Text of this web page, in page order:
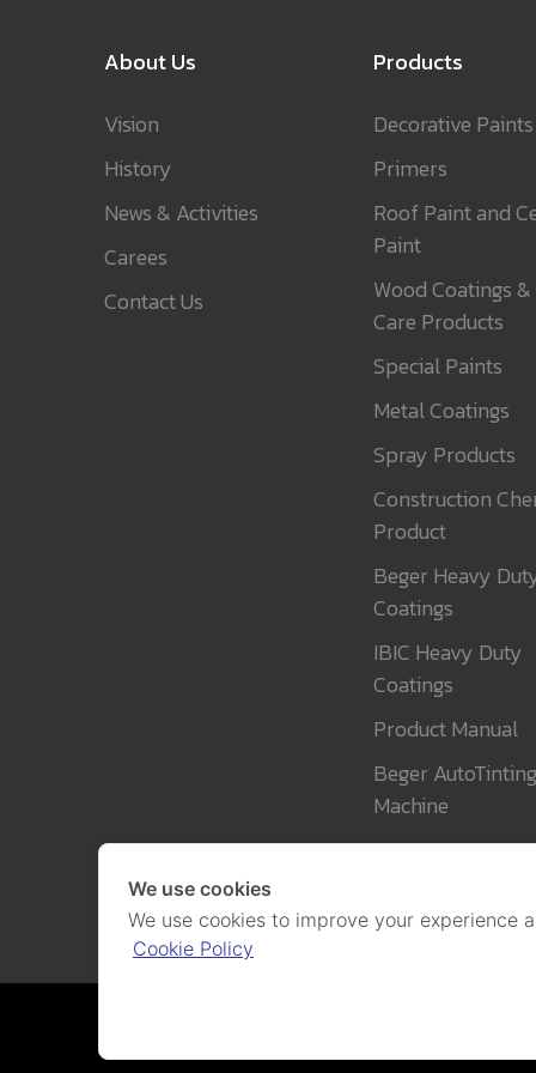
About Us
Vision
History
News & Activities
Carees
Contact Us
Products
Decorative Paints
Primers
Roof Paint and
Paint
Wood Coatings
Care Products
Special Paints
Metal Coatings
Spray Products
Construction
Product
Beger Heavy
Coatings
IBIC Heavy Duty
Coatings
Product Manual
Beger AutoTinting
Machine
We use cookies
We use cookies to improve your experience
Cookie Policy